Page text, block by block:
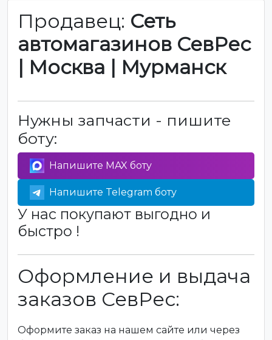
Продавец: Сеть
автомагазинов СевРес
| Москва | Мурманск
Нужны запчасти - пишите
боту:
Напишите MAX боту
Напишите Telegram боту
У нас покупают выгодно и
быстро !
Оформление и выдача
заказов СевРес:
Оформите заказ на нашем сайте или через